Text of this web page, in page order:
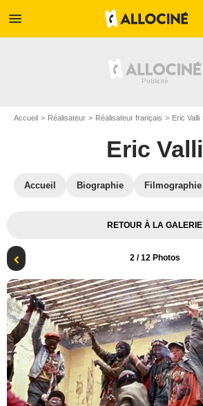
menu
Accueil Réalisateur Réalisateur français Eric Valli
Eric Valli
Accueil Biographie Filmographie
RETOUR À LA GALERIE
2/ 12 Photos